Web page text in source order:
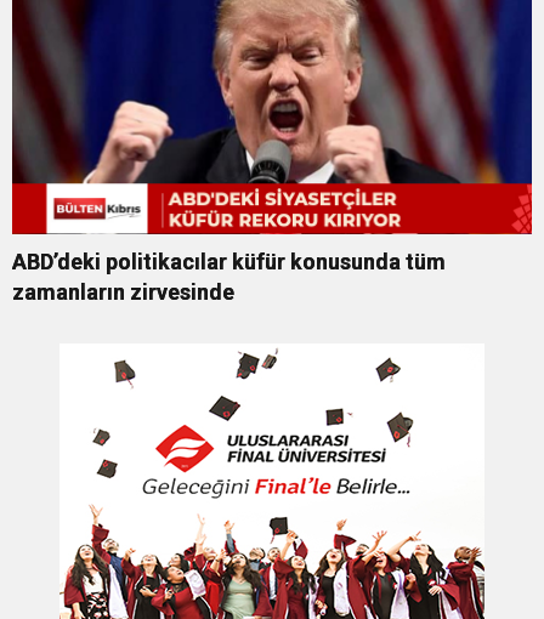
ABD’deki politikacılar küfür konusunda tüm
zamanların zirvesinde